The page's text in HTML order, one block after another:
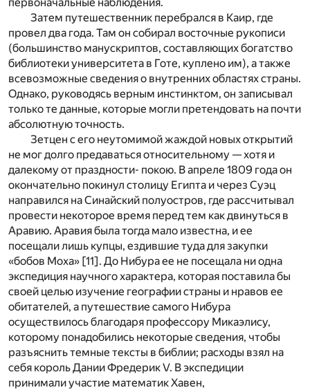
Затем путешественник перебрался в Каир, где
провел два года. Там он собирал восточные рукописи
(большинство манускриптов, составляющих богатство
библиотеки университета в Готе, куплено им), а также
всевозможные сведения о внутренних областях страны.
Однако, руководясь верным инстинктом, он записывал
только те данные, которые могли претендовать на почти
абсолютную точность.
Зетцен с его неутомимой жаждой новых открытий
не мог долго предаваться относительному — хотя и
далекому от праздности- покою. В апреле 1809 года он
окончательно покинул столицу Египта и через Суэц
направился на Синайский полуостров, где рассчитывал
провести некоторое время перед тем как двинуться в
Аравию. Аравия была тогда мало известна, и ее
посещали лишь купцы, ездившие туда для закупки
«бобов Моха» [11]. До Нибура ее не посещала ни одна
экспедиция научного характера, которая поставила бы
своей целью изучение географии страны и нравов ее
обитателей, а путешествие самого Нибура
осуществилось благодаря профессору Микаэлису,
которому понадобились некоторые сведения, чтобы
разъяснить темные тексты в библии; расходы взял на
себя король Дании Фредерик V. В экспедиции
принимали участие математик Хавен,